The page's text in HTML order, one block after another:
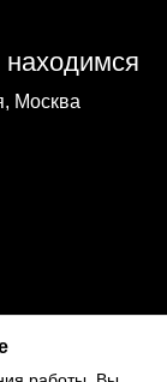
Москва